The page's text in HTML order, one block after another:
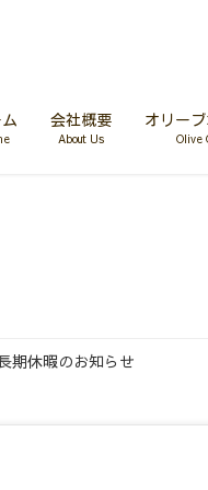
会社概要
About Us
オリー
Olive
期休暇のお知らせ